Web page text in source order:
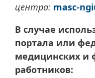
центра: masc-
В случае
портала или
медицинских и
работников: